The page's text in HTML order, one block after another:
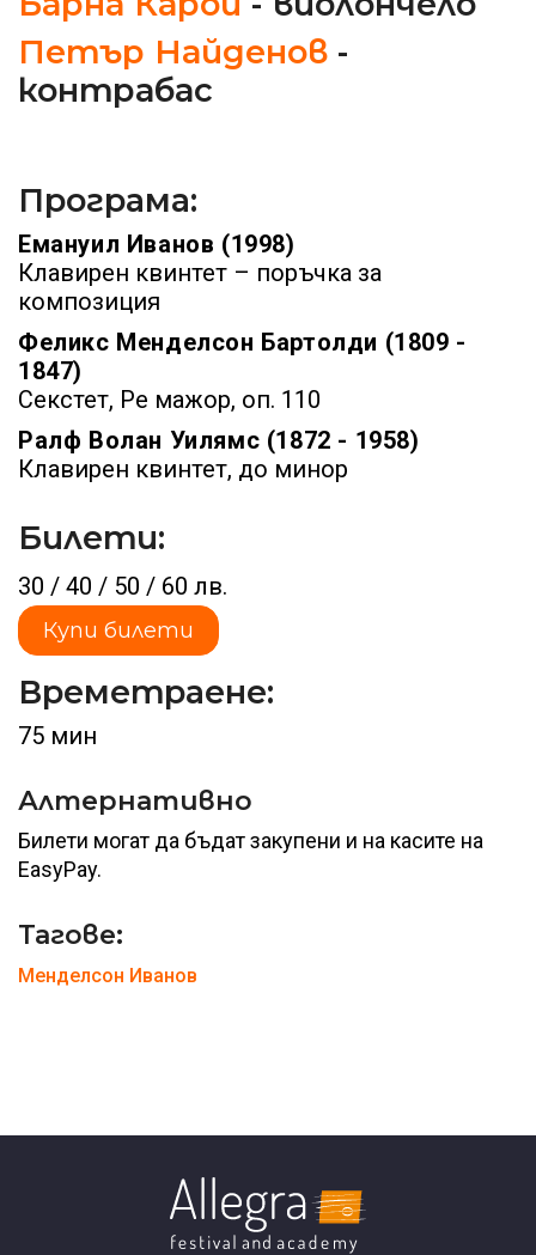
Петър Найденов -
контрабас
Програма:
Емануил Иванов (1998)
Клавирен квинтет – поръчка за
композиция
Феликс Менделсон Бартолди (1809 -
1847)
Секстет, Ре мажор, оп. 110
Ралф Волан Уилямс (1872 - 1958)
Клавирен квинтет, до минор
Билети:
30 / 40 / 50 / 60 лв.
Купи билети
Времетраене:
75 мин
Алтернативно
Билети могат да бъдат закупени и на касите на
EasyPay.
Тагове:
Менделсон Иванов